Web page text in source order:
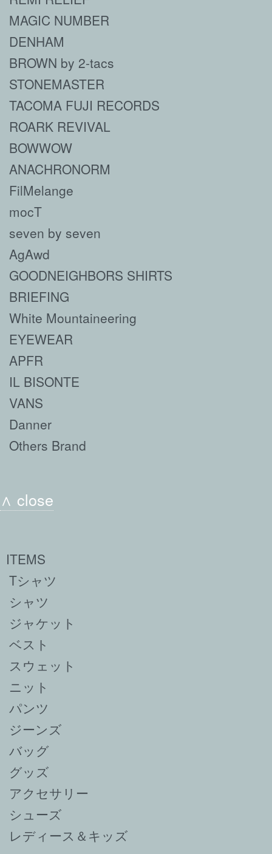
MAGIC NUMBER
DENHAM
BROWN by 2-tacs
STONEMASTER
TACOMA FUJI RECORDS
ROARK REVIVAL
BOWWOW
ANACHRONORM
FilMelange
mocT
seven by seven
AgAwd
GOODNEIGHBORS SHIRTS
BRIEFING
White Mountaineering
EYEWEAR
APFR
IL BISONTE
VANS
Danner
Others Brand
∧ close
ITEMS
Tシャツ
シャツ
ジャケット
ベスト
スウェット
ニット
パンツ
ジーンズ
バッグ
グッズ
アクセサリー
シューズ
レディース＆キッズ